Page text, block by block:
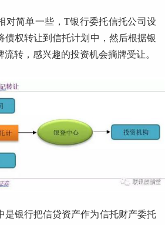
对简单一些，T银行委托信托公司设
债权转让到信托计划中，然后根据银
转，感兴趣的投资机会摘牌受让。
是银行把信贷资产作为信托财产委托